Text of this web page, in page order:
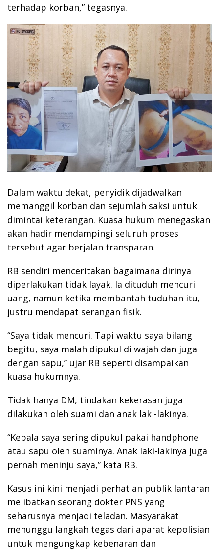
terhadap korban,” tegasnya.
Dalam waktu dekat, penyidik dijadwalkan
memanggil korban dan sejumlah saksi untuk
dimintai keterangan. Kuasa hukum menegaskan
akan hadir mendampingi seluruh proses
tersebut agar berjalan transparan.
RB sendiri menceritakan bagaimana dirinya
diperlakukan tidak layak. Ia dituduh mencuri
uang, namun ketika membantah tuduhan itu,
justru mendapat serangan fisik.
“Saya tidak mencuri. Tapi waktu saya bilang
begitu, saya malah dipukul di wajah dan juga
dengan sapu,” ujar RB seperti disampaikan
kuasa hukumnya.
Tidak hanya DM, tindakan kekerasan juga
dilakukan oleh suami dan anak laki-lakinya.
“Kepala saya sering dipukul pakai handphone
atau sapu oleh suaminya. Anak laki-lakinya juga
pernah meninju saya,” kata RB.
Kasus ini kini menjadi perhatian publik lantaran
melibatkan seorang dokter PNS yang
seharusnya menjadi teladan. Masyarakat
menunggu langkah tegas dari aparat kepolisian
untuk mengungkap kebenaran dan